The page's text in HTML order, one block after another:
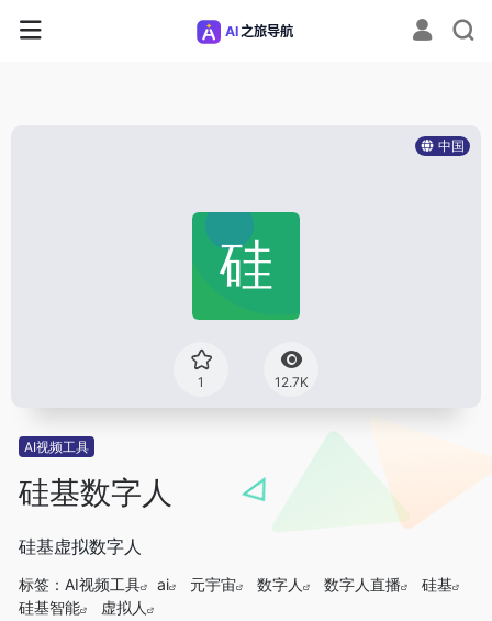
中国
1 12.7K
AI视频工具
硅基数字人
硅基虚拟数字人
标签： AI视频工具 ai 元宇宙 数字人 数字人直播
硅基
硅基智能
虚拟人